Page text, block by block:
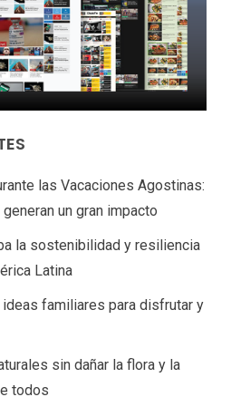
las Vacaciones Agostinas:
un gran impacto
la sostenibilidad y resiliencia
Latina
familiares para disfrutar y
sin dañar la flora y la
todos